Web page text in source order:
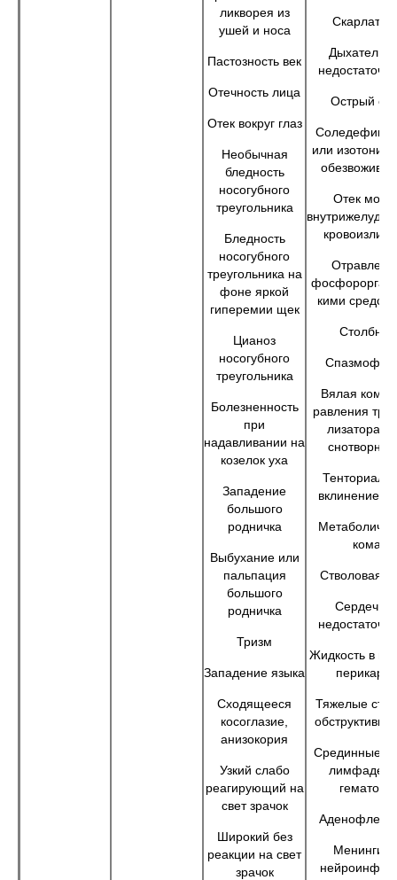
ликворея из
ушей и носа
Пастозность век
Отечность лица
Отек вокруг глаз
Необычная
бледность
носогубного
треугольника
Бледность
носогубного
треугольника на
фоне яркой
гиперемии щек
Цианоз
носогубного
треугольника
Болезненность
при
надавливании на
козелок уха
Западение
большого
родничка
Выбухание или
пальпация
большого
родничка
Тризм
Западение языка
Сходящееся
косоглазие,
анизокория
Узкий слабо
реагирующий на
свет зрачок
Широкий без
реакции на свет
зрачок
Острый
или
Отек
кими
Столбняк
Вялая кома,
равления
вклинение
кома
Стволовая
Жидкость в
перикарда
Тяжелые
Срединные
гематома